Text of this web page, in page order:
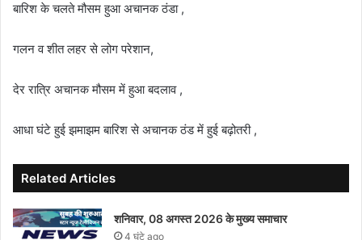
बारिश के चलते मौसम हुआ अचानक ठंडा ,
गलन व शीत लहर से लोग परेशान,
देर रात्रि अचानक मौसम में हुआ बदलाव ,
आधा घंटे हुई झमाझम बारिश से अचानक ठंड में हुई बढ़ोतरी ,
Related Articles
शनिवार, 08 अगस्त 2026 के मुख्य समाचार
4 घंटे ago